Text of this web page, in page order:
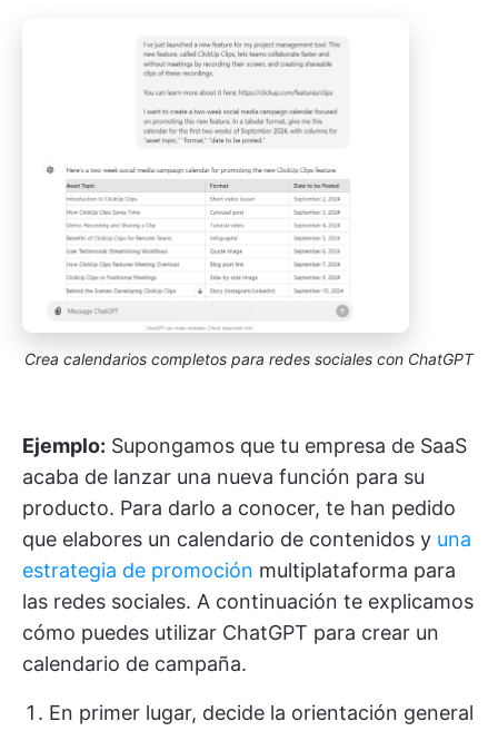
Crea calendarios completos para redes sociales con ChatGPT
Ejemplo: Supongamos que tu empresa de SaaS
acaba de lanzar una nueva función para su
producto. Para darlo a conocer, te han pedido
que elabores un calendario de contenidos y una
estrategia de promoción multiplataforma para
las redes sociales. A continuación te explicamos
cómo puedes utilizar ChatGPT para crear un
calendario de campaña.
En primer lugar, decide la orientación general